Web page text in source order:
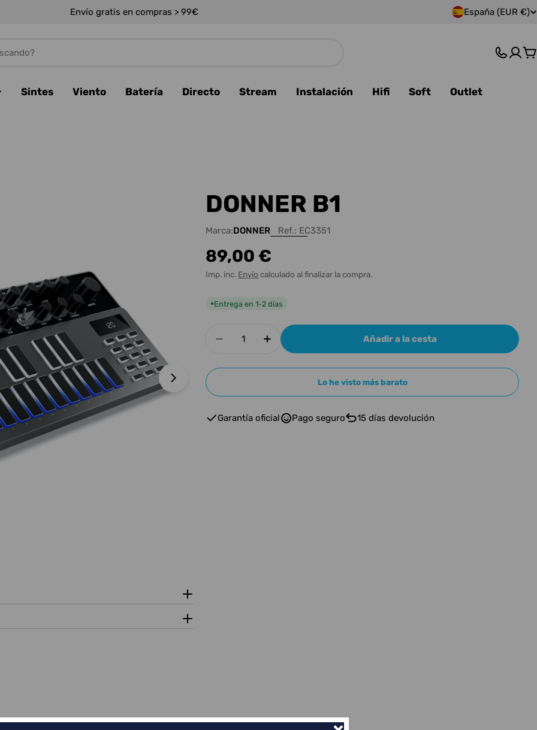
Envío gratis en compras > 99€
P
s
España (EUR €)
Sintes Viento Batería Directo Stream Instalación Hifi Soft
Outlet
Abrir medios 1 en modal
DONNER B1
Marca:DONNER Ref.: EC3351
Precio
habitual
89,00 €
Imp. inc. Envío calculado al finalizar la compra.
●Entrega en 1-2 días
Disminuir cantidad para DONNER B1
Aumentar cantidad para DONNER B1
Añadir a la cesta
Lo he visto más barato
Garantía oficial Pago seguro 15 días devolución